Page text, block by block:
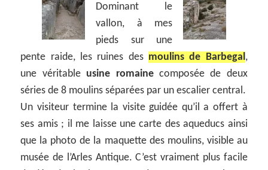
Dominant le
vallon, à mes
pieds sur une
pente raide, les ruines des moulins de Barbegal,
une véritable usine romainecomposée de deux
séries de 8 moulins séparées par un escalier central.
Un visiteur termine la visite guidée qu’il a offert à
ses amis ; il me laisse une carte des aqueducs ainsi
que la photo de la maquette des moulins, visible au
musée de l’Arles Antique. C’est vraiment plus facile